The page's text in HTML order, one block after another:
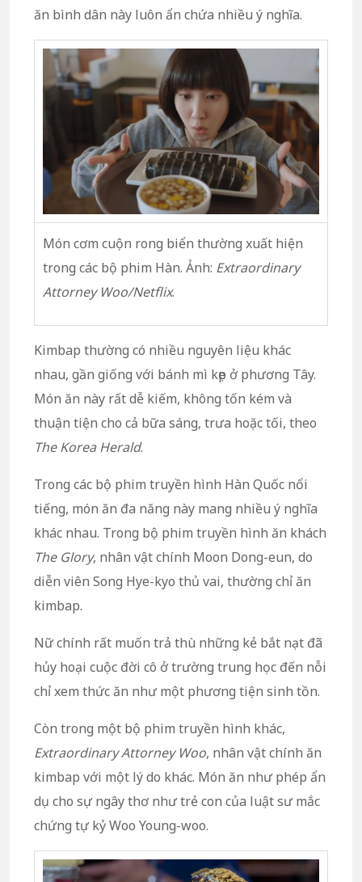
ăn bình dân này luôn ẩn chứa nhiều ý nghĩa.
Món cơm cuộn rong biển thường xuất hiện
trong các bộ phim Hàn. Ảnh: Extraordinary
Attorney Woo/Netflix.
Kimbap thường có nhiều nguyên liệu khác
nhau, gần giống với bánh mì kẹp ở phương Tây.
Món ăn này rất dễ kiếm, không tốn kém và
thuận tiện cho cả bữa sáng, trưa hoặc tối, theo
The Korea Herald.
Trong các bộ phim truyền hình Hàn Quốc nổi
tiếng, món ăn đa năng này mang nhiều ý nghĩa
khác nhau. Trong bộ phim truyền hình ăn khách
The Glory, nhân vật chính Moon Dong-eun, do
diễn viên Song Hye-kyo thủ vai, thường chỉ ăn
kimbap.
Nữ chính rất muốn trả thù những kẻ bắt nạt đã
hủy hoại cuộc đời cô ở trường trung học đến nỗi
chỉ xem thức ăn như một phương tiện sinh tồn.
Còn trong một bộ phim truyền hình khác,
Extraordinary Attorney Woo, nhân vật chính ăn
kimbap với một lý do khác. Món ăn như phép ẩn
dụ cho sự ngây thơ như trẻ con của luật sư mắc
chứng tự kỷ Woo Young-woo.